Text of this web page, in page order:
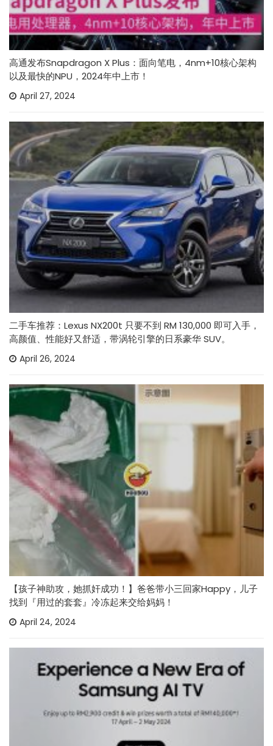
高通发布Snapdragon X Plus：面向笔电，4nm+10核心架构
以及最快的NPU，2024年中上市！
April 27, 2024
二手车推荐：Lexus NX200t 只要不到 RM 130,000 即可入手，
高颜值、性能好又舒适，带涡轮引擎的日系豪华 SUV。
April 26, 2024
【孩子神助攻，她抓奸成功！】爸爸带小三回家Happy，儿子
找到『用过的套套』冷冻起来交给妈妈！
April 24, 2024